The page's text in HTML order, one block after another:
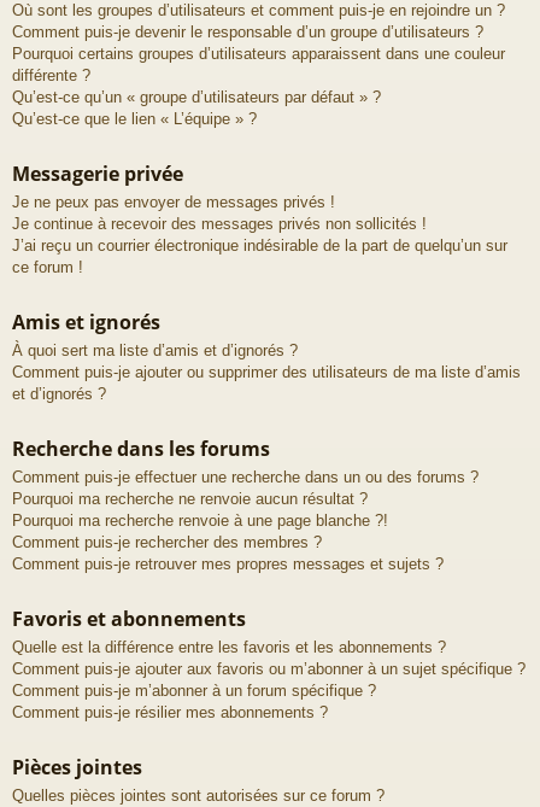
Où sont les groupes d’utilisateurs et comment puis-je en rejoindre un ?
Comment puis-je devenir le responsable d’un groupe d’utilisateurs ?
Pourquoi certains groupes d’utilisateurs apparaissent dans une couleur
différente ?
Qu’est-ce qu’un « groupe d’utilisateurs par défaut » ?
Qu’est-ce que le lien « L’équipe » ?
Messagerie privée
Je ne peux pas envoyer de messages privés !
Je continue à recevoir des messages privés non sollicités !
J’ai reçu un courrier électronique indésirable de la part de quelqu’un sur
ce forum !
Amis et ignorés
À quoi sert ma liste d’amis et d’ignorés ?
Comment puis-je ajouter ou supprimer des utilisateurs de ma liste d’amis
et d’ignorés ?
Recherche dans les forums
Comment puis-je effectuer une recherche dans un ou des forums ?
Pourquoi ma recherche ne renvoie aucun résultat ?
Pourquoi ma recherche renvoie à une page blanche ?!
Comment puis-je rechercher des membres ?
Comment puis-je retrouver mes propres messages et sujets ?
Favoris et abonnements
Quelle est la différence entre les favoris et les abonnements ?
Comment puis-je ajouter aux favoris ou m’abonner à un sujet spécifique ?
Comment puis-je m’abonner à un forum spécifique ?
Comment puis-je résilier mes abonnements ?
Pièces jointes
Quelles pièces jointes sont autorisées sur ce forum ?